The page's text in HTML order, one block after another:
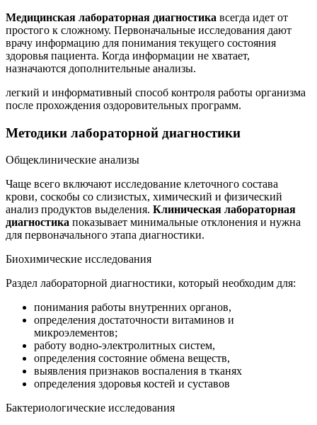
Медицинская лабораторная диагностика всегда идет от
простого к сложному. Первоначальные исследования дают
врачу информацию для понимания текущего состояния
здоровья пациента. Когда информации не хватает,
назначаются дополнительные анализы.
легкий и информативный способ контроля работы организма
после прохождения оздоровительных программ.
Методики лабораторной диагностики
Общеклинические анализы
Чаще всего включают исследование клеточного состава
крови, соскобы со слизистых, химический и физический
анализ продуктов выделения. Клиническая лабораторная
диагностика показывает минимальные отклонения и нужна
для первоначального этапа диагностики.
Биохимические исследования
Раздел лабораторной диагностики, который необходим для:
понимания работы внутренних органов,
определения достаточности витаминов и
микроэлементов;
работу водно-электролитных систем,
определения состояние обмена веществ,
выявления признаков воспаления в тканях
определения здоровья костей и суставов
Бактериологические исследования